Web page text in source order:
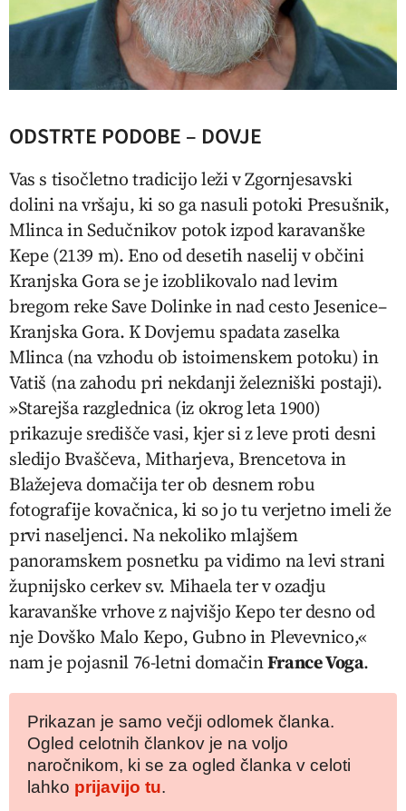
ODSTRTE PODOBE – DOVJE
Vas s tisočletno tradicijo leži v Zgornjesavski
dolini na vršaju, ki so ga nasuli potoki Presušnik,
Mlinca in Sedučnikov potok izpod karavanške
Kepe (2139 m). Eno od desetih naselij v občini
Kranjska Gora se je izoblikovalo nad levim
bregom reke Save Dolinke in nad cesto Jesenice–
Kranjska Gora. K Dovjemu spadata zaselka
Mlinca (na vzhodu ob istoimenskem potoku) in
Vatiš (na zahodu pri nekdanji železniški postaji).
»Starejša razglednica (iz okrog leta 1900)
prikazuje središče vasi, kjer si z leve proti desni
sledijo Bvaščeva, Mitharjeva, Brencetova in
Blažejeva domačija ter ob desnem robu
fotografije kovačnica, ki so jo tu verjetno imeli že
prvi naseljenci. Na nekoliko mlajšem
panoramskem posnetku pa vidimo na levi strani
župnijsko cerkev sv. Mihaela ter v ozadju
karavanške vrhove z najvišjo Kepo ter desno od
nje Dovško Malo Kepo, Gubno in Plevevnico,«
nam je pojasnil 76-letni domačinFrance Voga.
Prikazan je samo večji odlomek članka.
Ogled celotnih člankov je na voljo
naročnikom, ki se za ogled članka v celoti
lahko prijavijo tu.